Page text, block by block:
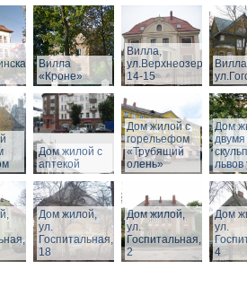
Вилла
«Кроне»
Вилла,
ул.Верхнеозерная,
14-15
Дом жилой с
аптекой
Дом жилой с
горельефом
«Трубящий
олень»
Дом
двумя
львов
Дом жилой,
ул.
Госпитальная,
18
Дом жилой,
ул.
Госпитальная,
2
Дом
ул.
4